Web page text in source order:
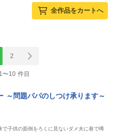
全作品をカートへ
2
〜10 件目
～問題パパのしつけ承ります～
で子供の面倒をろくに見ないダメ夫に巷で噂